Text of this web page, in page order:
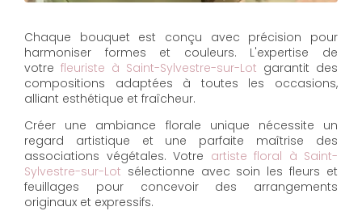
Chaque bouquet est conçu avec précision pour
harmoniser formes et couleurs. L'expertise de
votre fleuriste à Saint-Sylvestre-sur-Lot garantit des
compositions adaptées à toutes les occasions,
alliant esthétique et fraîcheur.
Créer une ambiance florale unique nécessite un
regard artistique et une parfaite maîtrise des
associations végétales. Votre artiste floral à Saint-
Sylvestre-sur-Lot sélectionne avec soin les fleurs et
feuillages pour concevoir des arrangements
originaux et expressifs.